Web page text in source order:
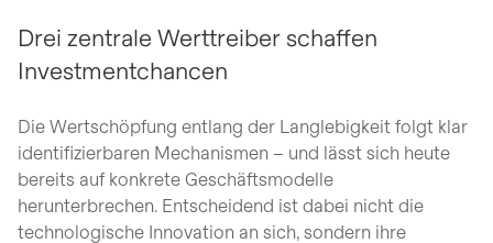
Drei zentrale Werttreiber schaffen
Investmentchancen
Die Wertschöpfung entlang der Langlebigkeit folgt klar
identifizierbaren Mechanismen – und lässt sich heute
bereits auf konkrete Geschäftsmodelle
herunterbrechen. Entscheidend ist dabei nicht die
technologische Innovation an sich, sondern ihre